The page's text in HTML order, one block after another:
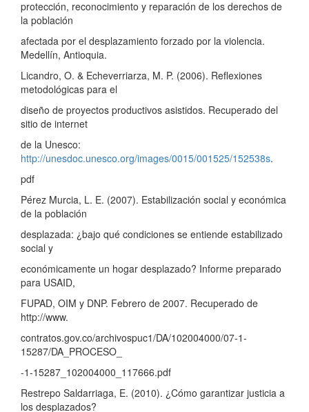
protección, reconocimiento y reparación de los derechos de
la población
afectada por el desplazamiento forzado por la violencia.
Medellín, Antioquia.
Licandro, O. & Echeverriarza, M. P. (2006). Reflexiones
metodológicas para el
diseño de proyectos productivos asistidos. Recuperado del
sitio de internet
de la Unesco:
http://unesdoc.unesco.org/images/0015/001525/152538s.
pdf
Pérez Murcia, L. E. (2007). Estabilización social y económica
de la población
desplazada: ¿bajo qué condiciones se entiende estabilizado
social y
económicamente un hogar desplazado? Informe preparado
para USAID,
FUPAD, OIM y DNP. Febrero de 2007. Recuperado de
http://www.
contratos.gov.co/archivospuc1/DA/102004000/07-1-
15287/DA_PROCESO_
-1-15287_102004000_117666.pdf
Restrepo Saldarriaga, E. (2010). ¿Cómo garantizar justicia a
los desplazados?